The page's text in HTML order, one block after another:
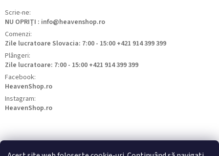
Scrie-ne:
NU OPRIȚI : info@heavenshop.ro
Comenzi:
Zile lucratoare Slovacia: 7:00 - 15:00 +421 914 399 399
Plângeri:
Zile lucratoare: 7:00 - 15:00 +421 914 399 399
Facebook:
HeavenShop.ro
Instagram:
HeavenShop.ro